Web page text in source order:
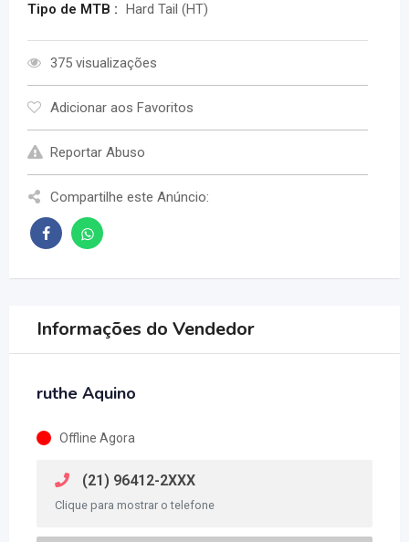
Tipo de MTB : Hard Tail (HT)
375 visualizações
Adicionar aos Favoritos
Reportar Abuso
Compartilhe este Anúncio:
Informações do Vendedor
ruthe Aquino
Offline Agora
(21) 96412-2XXX
Clique para mostrar o telefone